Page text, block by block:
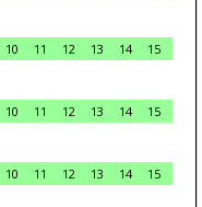
10 11 12 13 14
15
10 11 12 13 14
15
10 11 12 13 14
15